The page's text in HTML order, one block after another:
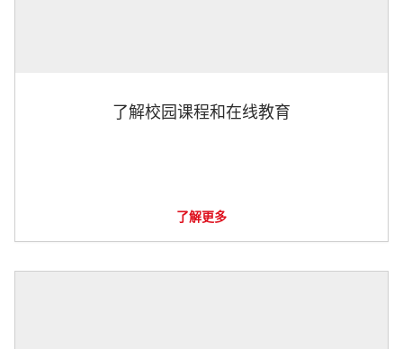
了解校园课程和在线教育
了解更多